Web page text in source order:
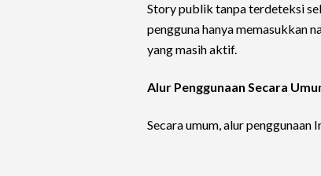
Story publik tanpa terdeteksi
pengguna hanya memasukkan
yang masih aktif.
Alur Penggunaan Secara
Secara umum, alur